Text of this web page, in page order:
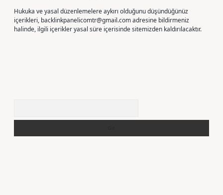
Hukuka ve yasal düzenlemelere aykırı olduğunu düşündüğünüz
içerikleri, backlinkpanelicomtr@gmail.comadresine bildirmeniz
halinde, ilgili içerikler yasal süre içerisinde sitemizden kaldırılacaktır.